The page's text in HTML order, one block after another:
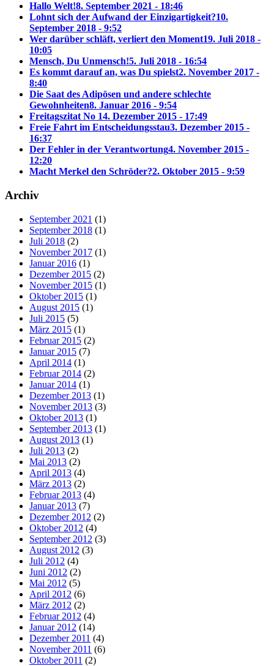
Hallo Welt!8. September 2021 - 18:46
Lohnt sich der Aufwand der Einzigartigkeit?10.
September 2018 - 9:52
Wer darüber schläft, verliert den Moment19. Juli 2018 -
10:05
Mensch, Du Unmensch!5. Juli 2018 - 16:54
Es kommt darauf an, was Du spielst2. November 2017 -
8:40
Die Saat des Adipösen und andere schlechte
Gewohnheiten8. Januar 2016 - 9:54
Freitagszitat No 14. Dezember 2015 - 17:49
Freie Fahrt im Entscheidungsstau3. Dezember 2015 -
16:37
Der Fehler in der Verantwortung4. November 2015 -
12:20
Macht Merkel den Schröder?2. Oktober 2015 - 9:59
Archiv
September 2021 (1)
September 2018 (1)
Juli 2018 (2)
November 2017 (1)
Januar 2016 (1)
Dezember 2015 (2)
November 2015 (1)
Oktober 2015 (1)
August 2015 (1)
Juli 2015 (5)
März 2015 (1)
Februar 2015 (2)
Januar 2015 (7)
April 2014 (1)
Februar 2014 (2)
Januar 2014 (1)
Dezember 2013 (1)
November 2013 (3)
Oktober 2013 (1)
September 2013 (1)
August 2013 (1)
Juli 2013 (2)
Mai 2013 (2)
April 2013 (4)
März 2013 (2)
Februar 2013 (4)
Januar 2013 (7)
Dezember 2012 (2)
Oktober 2012 (4)
September 2012 (3)
August 2012 (3)
Juli 2012 (4)
Juni 2012 (2)
Mai 2012 (5)
April 2012 (6)
März 2012 (2)
Februar 2012 (4)
Januar 2012 (14)
Dezember 2011 (4)
November 2011 (6)
Oktober 2011 (2)